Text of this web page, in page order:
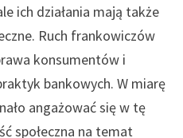
ich działania mają także
Ruch frankowiczów
konsumentów i
bankowych. W miarę
angażować się w tę
społeczna na temat